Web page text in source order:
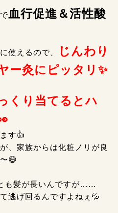
血行促進＆活性酸
使えるので、
じんわり
ー灸にピッタリ✨
くり当てるとハ
す👍
、家族からは化粧ノリが良
😄
も髪が長いんですが……
逃げ回るんですよねぇ💦